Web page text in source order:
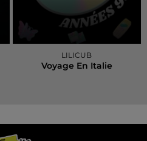
LILICUB
Voyage En Italie